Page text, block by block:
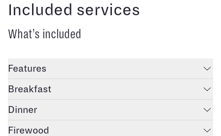
Included services
What’s included
Features
Breakfast
Dinner
Firewood